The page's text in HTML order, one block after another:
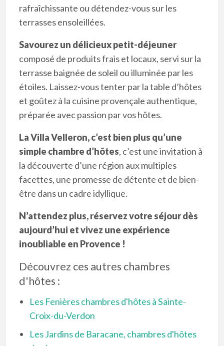
rafraîchissante ou détendez-vous sur les
terrasses ensoleillées.
Savourez un délicieux petit-déjeuner
composé de produits frais et locaux, servi sur la
terrasse baignée de soleil ou illuminée par les
étoiles. Laissez-vous tenter par la table d’hôtes
et goûtez à la cuisine provençale authentique,
préparée avec passion par vos hôtes.
La Villa Velleron, c’est bien plus qu’une
simple chambre d’hôtes, c’est une invitation à
la découverte d’une région aux multiples
facettes, une promesse de détente et de bien-
être dans un cadre idyllique.
N’attendez plus, réservez votre séjour dès
aujourd’hui et vivez une expérience
inoubliable en Provence !
Découvrez ces autres chambres
d'hôtes :
Les Fenières chambres d'hôtes à Sainte-
Croix-du-Verdon
Les Jardins de Baracane, chambres d'hôtes